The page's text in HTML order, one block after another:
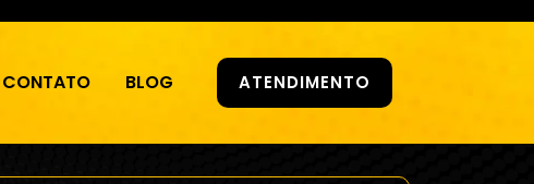
CONTATO BLOG ATENDIMENTO